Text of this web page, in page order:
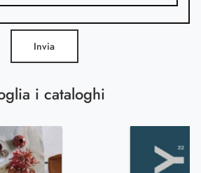
i cataloghi
Invia